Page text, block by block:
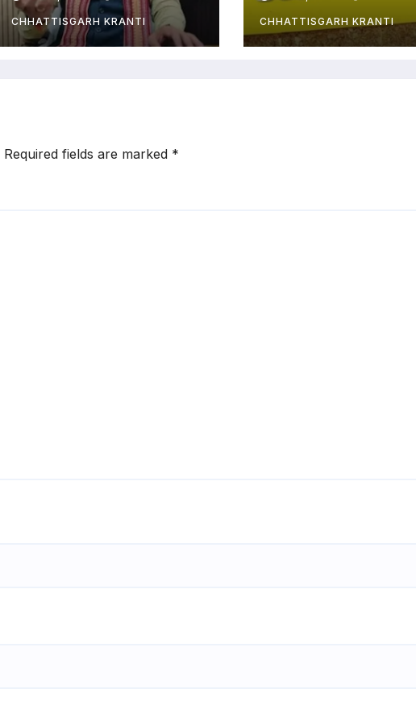
स्वास्थ्य मंत्री का बड़ा
बयान
CHHATTISGARH KRANTI
नायब तहसीलदार
प्रभार
CHHATTISGARH KRANTI
Required fields are marked *